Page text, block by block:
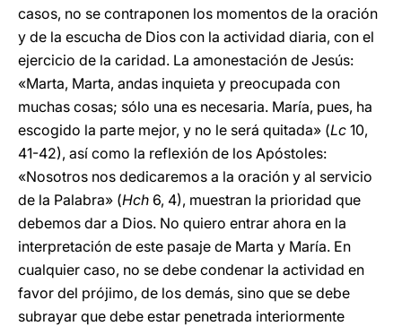
casos, no se contraponen los momentos de la oración
y de la escucha de Dios con la actividad diaria, con el
ejercicio de la caridad. La amonestación de Jesús:
«Marta, Marta, andas inquieta y preocupada con
muchas cosas; sólo una es necesaria. María, pues, ha
escogido la parte mejor, y no le será quitada» (Lc 10,
41-42), así como la reflexión de los Apóstoles:
«Nosotros nos dedicaremos a la oración y al servicio
de la Palabra» (Hch 6, 4), muestran la prioridad que
debemos dar a Dios. No quiero entrar ahora en la
interpretación de este pasaje de Marta y María. En
cualquier caso, no se debe condenar la actividad en
favor del prójimo, de los demás, sino que se debe
subrayar que debe estar penetrada interiormente